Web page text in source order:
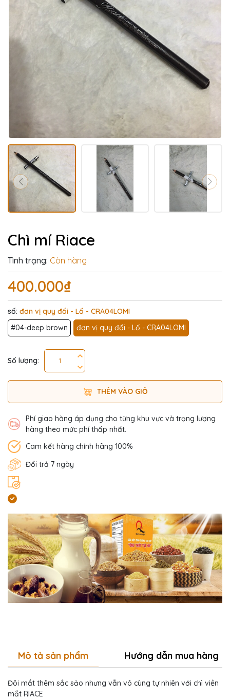
Chì mí Riace
Tình trạng: Còn hàng
400.000₫
số: đơn vị quy đổi - Lố - CRA04LOMI
#04-deep brown
đơn vị quy đổi - Lố - CRA04LOMI
Số lượng:
THÊM VÀO GIỎ
Phí giao hàng áp dụng cho từng khu vực và trọng lượng
hàng theo mức phí thấp nhất.
Cam kết hàng chính hãng 100%
Đổi trả 7 ngày
Mô tả sản phẩm Hướng dẫn mua hàng
Đôi mắt thêm sắc sảo nhưng vẫn vô cùng tự nhiên với chì viền
mắt RIACE